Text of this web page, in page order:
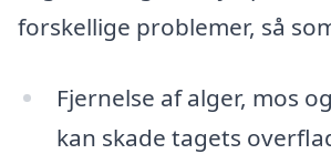
forskellige problemer, så
Fjernelse af alger, mos
kan skade tagets